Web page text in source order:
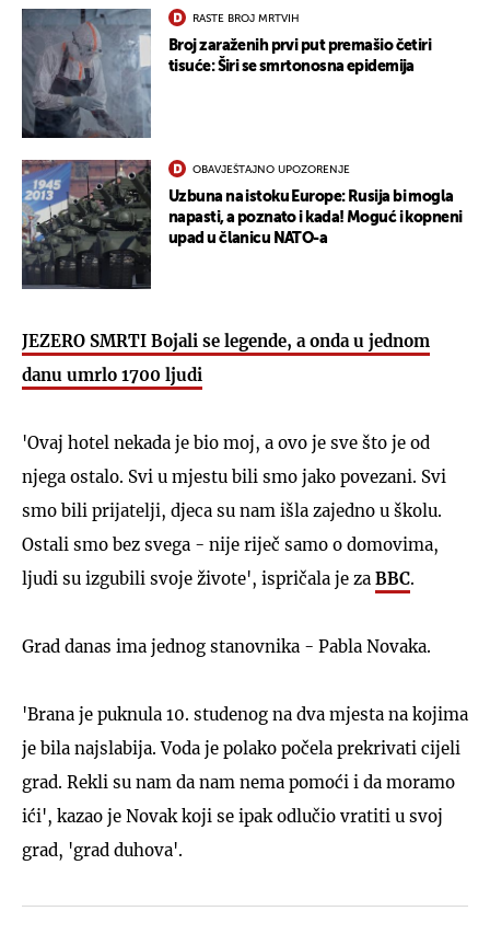
RASTE BROJ MRTVIH
Broj zaraženih prvi put premašio četiri
tisuće: Širi se smrtonosna epidemija
OBAVJEŠTAJNO UPOZORENJE
Uzbuna na istoku Europe: Rusija bi mogla
napasti, a poznato i kada! Moguć i kopneni
upad u članicu NATO-a
JEZERO SMRTI Bojali se legende, a onda u jednom
danu umrlo 1700 ljudi
'Ovaj hotel nekada je bio moj, a ovo je sve što je od
njega ostalo. Svi u mjestu bili smo jako povezani. Svi
smo bili prijatelji, djeca su nam išla zajedno u školu.
Ostali smo bez svega - nije riječ samo o domovima,
ljudi su izgubili svoje živote', ispričala je za BBC.
Grad danas ima jednog stanovnika - Pabla Novaka.
'Brana je puknula 10. studenog na dva mjesta na kojima
je bila najslabija. Voda je polako počela prekrivati cijeli
grad. Rekli su nam da nam nema pomoći i da moramo
ići', kazao je Novak koji se ipak odlučio vratiti u svoj
grad, 'grad duhova'.